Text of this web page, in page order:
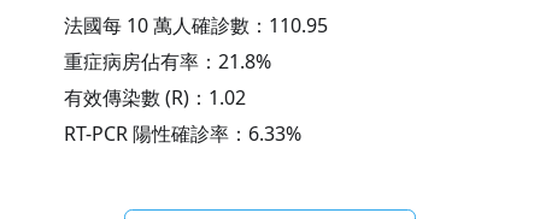
法國每 10 萬人確診數： 110.95
重症病房佔有率： 21.8%
有效傳染數 (R)： 1.02
RT-PCR 陽性確診率： 6.33%